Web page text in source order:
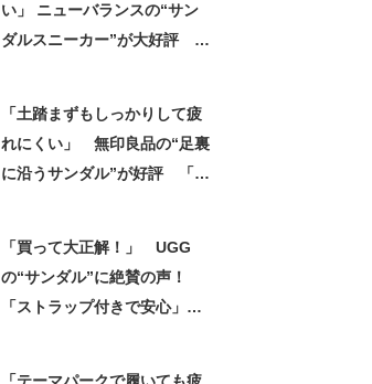
い」 ニューバランスの“サン
ダルスニーカー”が大好評
「土踏まずもしっかりして疲
れにくい」 無印良品の“足裏
に沿うサンダル”が好評 「履
「買って大正解！」 UGG
の“サンダル”に絶賛の声！
「ストラップ付きで安心」